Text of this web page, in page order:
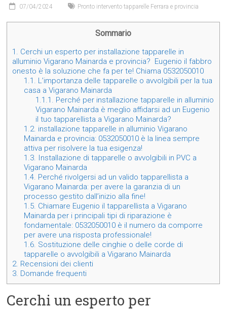
07/04/2024 Pronto intervento tapparelle Ferrara e provincia
Sommario
1. Cerchi un esperto per installazione tapparelle in
alluminio Vigarano Mainarda e provincia? Eugenio il fabbro
onesto è la soluzione che fa per te! Chiama 0532050010
1.1. L’importanza delle tapparelle o avvolgibili per la tua
casa a Vigarano Mainarda
1.1.1. Perché per installazione tapparelle in alluminio
Vigarano Mainarda è meglio affidarsi ad un Eugenio
il tuo tapparellista a Vigarano Mainarda?
1.2. installazione tapparelle in alluminio Vigarano
Mainarda e provincia: 0532050010 è la linea sempre
attiva per risolvere la tua esigenza!
1.3. Installazione di tapparelle o avvolgibili in PVC a
Vigarano Mainarda
1.4. Perché rivolgersi ad un valido tapparellista a
Vigarano Mainarda: per avere la garanzia di un
processo gestito dall’inizio alla fine!
1.5. Chiamare Eugenio il tapparellista a Vigarano
Mainarda per i principali tipi di riparazione è
fondamentale: 0532050010 è il numero da comporre
per avere una risposta professionale!
1.6. Sostituzione delle cinghie o delle corde di
tapparelle o avvolgibili a Vigarano Mainarda
2. Recensioni dei clienti
3. Domande frequenti
Cerchi un esperto per